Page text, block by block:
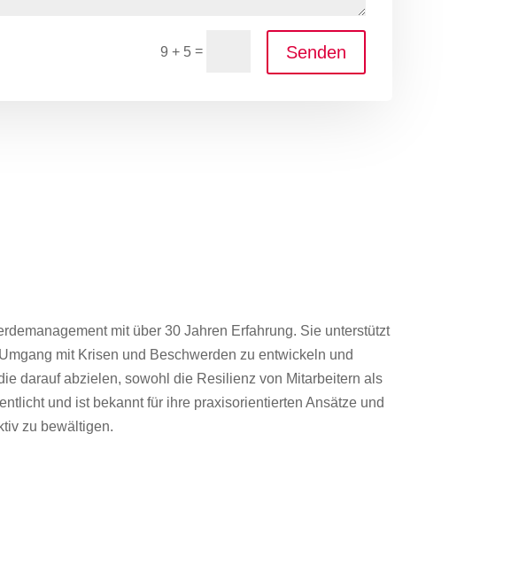
9 + 5= Senden
mit über 30 Jahren Erfahrung. Sie unterstützt
mit Krisen und Beschwerden zu entwickeln und
darauf abzielen, sowohl die Resilienz von Mitarbeitern als
und ist bekannt für ihre praxisorientierten Ansätze und
zu bewältigen.